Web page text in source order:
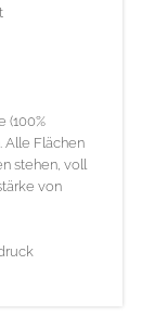
(100%
Alle Flächen
stehen, voll
von